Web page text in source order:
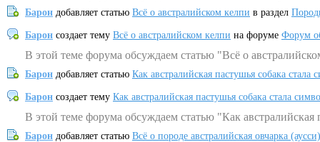
Барон добавляет статью Всё о австралийском келпи в раздел
Барон создает тему Всё о австралийском келпи на форуме Форум
В этой теме форума обсуждаем статью "Всё о
Барон добавляет статью Как австралийская пастушья собака
Барон создает тему Как австралийская пастушья собака стала
В этой теме форума обсуждаем статью "Как
Барон добавляет статью Всё о породе австралийская овчарка (аусси)